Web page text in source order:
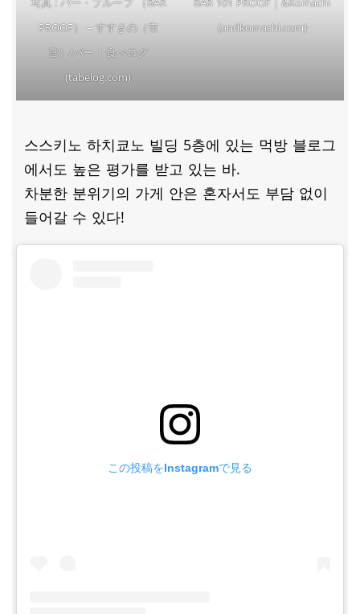
PROOF） – すすきの（市
営）/バー | 食べログ
(tabelog.com)
(andkomachi.com)
스스키노 하치쿄노 빌딩 5층에 있는 먹방 블로그
에서도 높은 평가를 받고 있는 바.
차분한 분위기의 가게 안은 혼자서도 부담 없이
들어갈 수 있다!
この投稿をInstagramで見る